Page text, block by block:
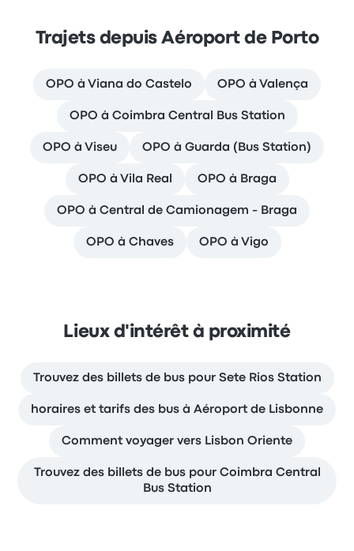
Trajets depuis Aéroport de Porto
OPO à Viana do Castelo OPO à Valença
OPO à Coimbra Central Bus Station
OPO à Viseu OPO à Guarda (Bus Station)
OPO à Vila Real OPO à Braga
OPO à Central de Camionagem - Braga
OPO à Chaves OPO à Vigo
Lieux d'intérêt à proximité
Trouvez des billets de bus pour Sete Rios Station
horaires et tarifs des bus à Aéroport de Lisbonne
Comment voyager vers Lisbon Oriente
Trouvez des billets de bus pour Coimbra Central
Bus Station